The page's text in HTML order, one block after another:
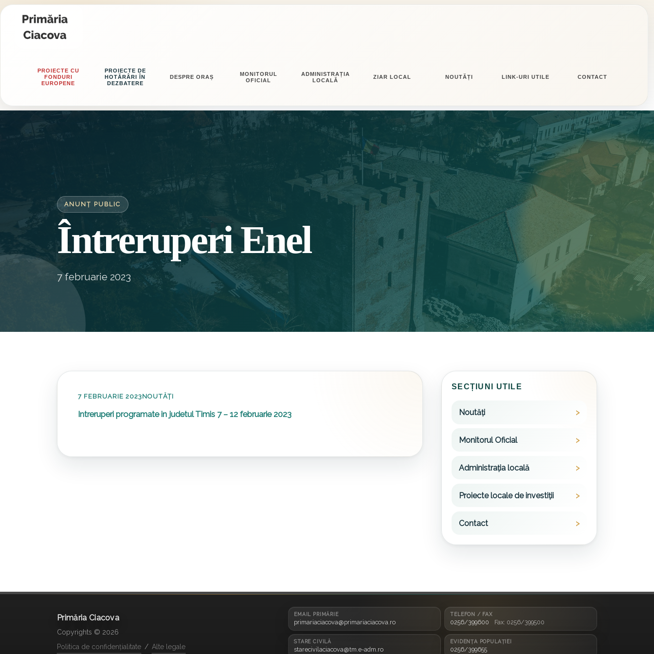
PROIECTE CU
FONDURI
EUROPENE
PROIECTE DE
HOTĂRÂRI ÎN
DEZBATERE
DESPRE ORAȘ
MONITORUL
OFICIAL
ADMINISTRAȚIA
LOCALĂ
ZIAR LOCAL NOUTĂȚI LINK-URI UTILE CONTACT
ANUNȚ PUBLIC
Întreruperi Enel
7 februarie 2023
7 FEBRUARIE 2023NOUTĂȚI
Intreruperi programate in judetul Timis 7 – 12 februarie 2023
SECȚIUNI UTILE
Noutăți
Monitorul Oficial
Administrația locală
Proiecte locale de investiții
Contact
Primăria Ciacova
Copyrights © 2026
Politica de confidențialitate / Alte legale
EMAIL PRIMĂRIE
primariaciacova@primariaciacova.ro
TELEFON / FAX
0256/399600 Fax: 0256/399500
STARE CIVILĂ
starecivilaciacova@tm.e-adm.ro
EVIDENȚA POPULAȚIEI
0256/399655